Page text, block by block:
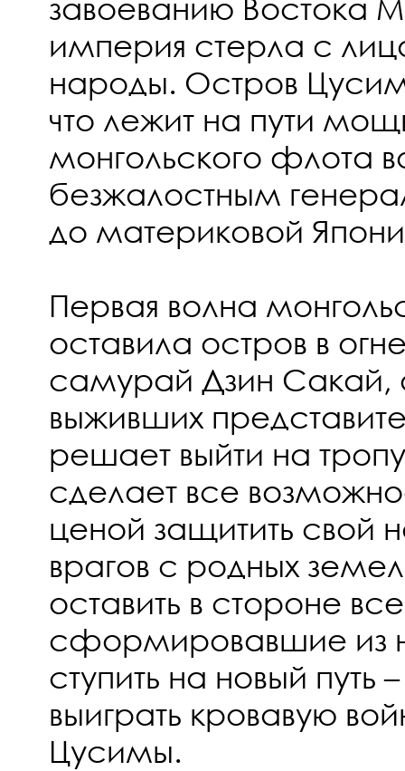
завоеванию Востока
империя стерла с
народы. Остров
что лежит на пути
монгольского флота
безжалостным
до материковой
Первая волна
оставила остров в
самурай Дзин Сакай,
выживших
решает выйти на
сделает все
ценой защитить свой
врагов с родных
оставить в стороне
сформировавшие из
ступить на новый путь
выиграть кровавую
Цусимы.